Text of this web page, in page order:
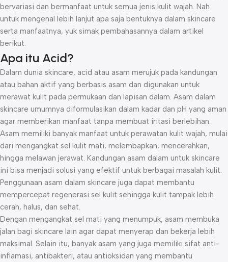
bervariasi dan bermanfaat untuk semua jenis kulit wajah. Nah
untuk mengenal lebih lanjut apa saja bentuknya dalam skincare
serta manfaatnya, yuk simak pembahasannya dalam artikel
berikut.
Apa itu Acid?
Dalam dunia skincare, acid atau asam merujuk pada kandungan
atau bahan aktif yang berbasis asam dan digunakan untuk
merawat kulit pada permukaan dan lapisan dalam. Asam dalam
skincare umumnya diformulasikan dalam kadar dan pH yang aman
agar memberikan manfaat tanpa membuat iritasi berlebihan.
Asam memiliki banyak manfaat untuk perawatan kulit wajah, mulai
dari mengangkat sel kulit mati, melembapkan, mencerahkan,
hingga melawan jerawat. Kandungan asam dalam untuk skincare
ini bisa menjadi solusi yang efektif untuk berbagai masalah kulit.
Penggunaan asam dalam skincare juga dapat membantu
mempercepat regenerasi sel kulit sehingga kulit tampak lebih
cerah, halus, dan sehat.
Dengan mengangkat sel mati yang menumpuk, asam membuka
jalan bagi skincare lain agar dapat menyerap dan bekerja lebih
maksimal. Selain itu, banyak asam yang juga memiliki sifat anti-
inflamasi, antibakteri, atau antioksidan yang membantu